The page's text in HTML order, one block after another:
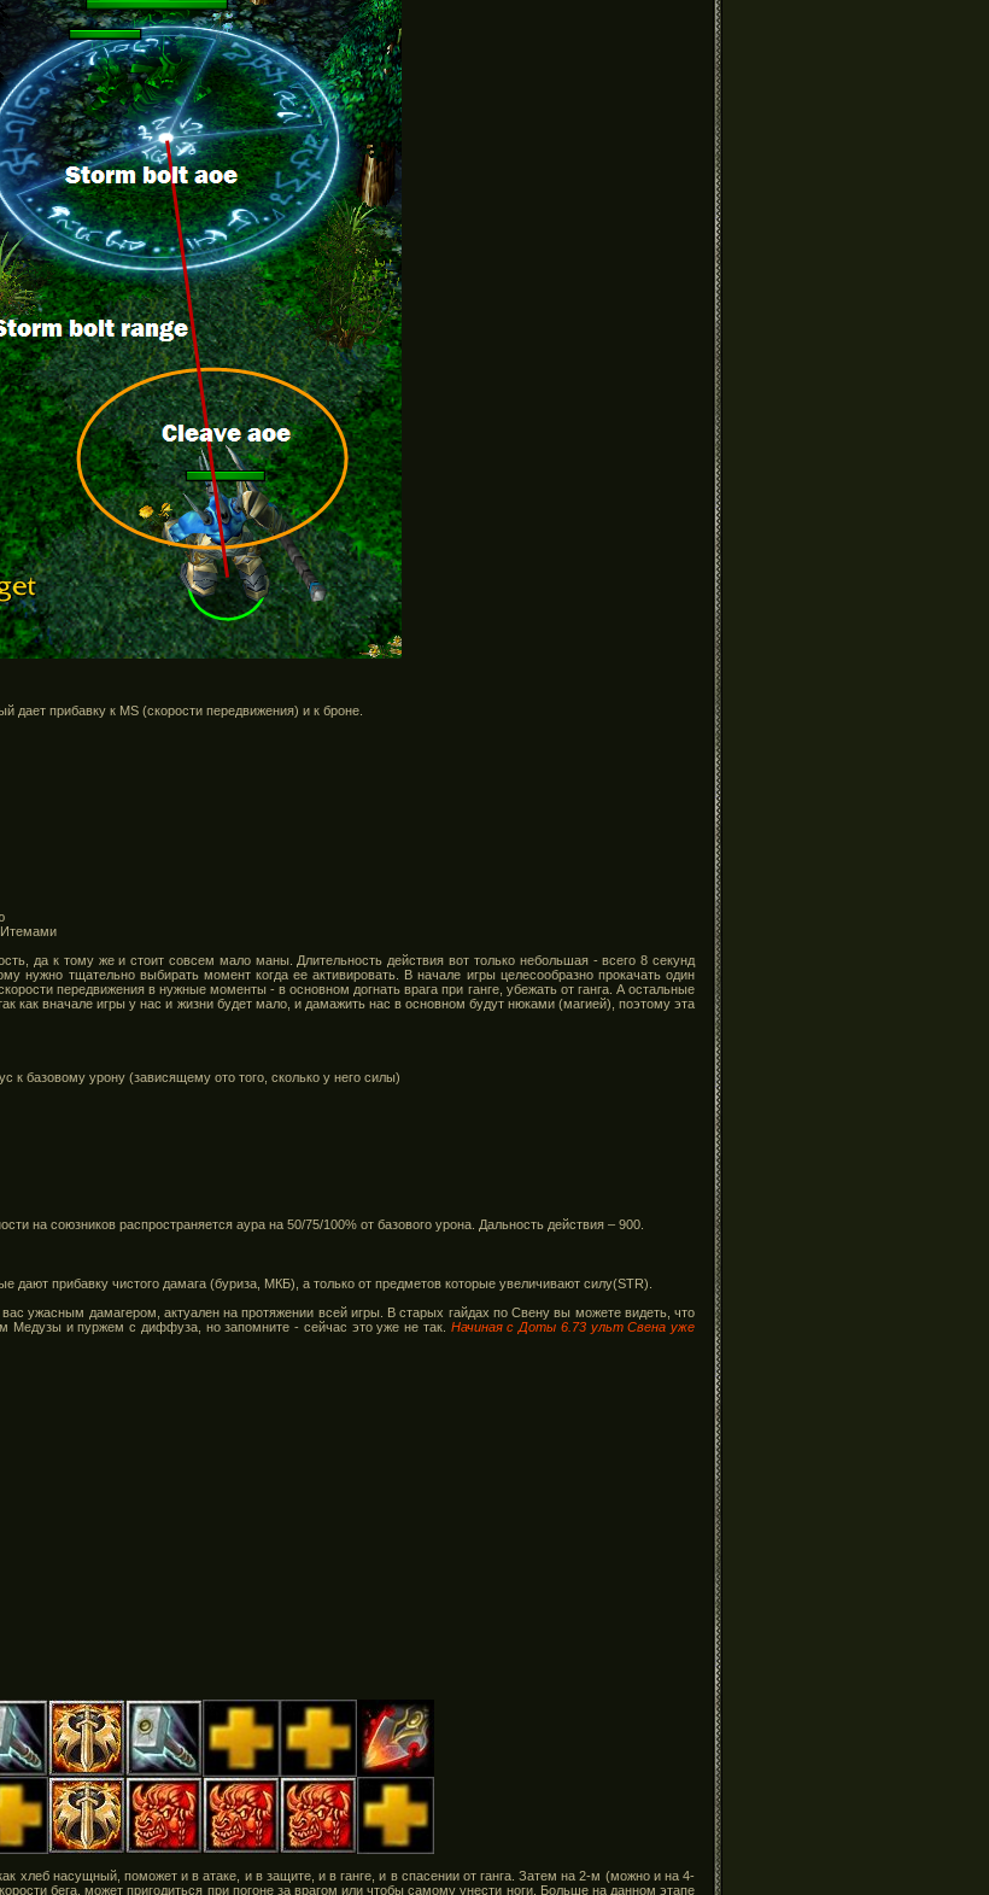
дает прибавку к MS (скорости передвижения) и к броне.
Итемами
да к тому же и стоит совсем мало маны. Длительность действия вот только небольшая - всего 8 секунд
нужно тщательно выбирать момент когда ее активировать. В начале игры целесообразно прокачать один
передвижения в нужные моменты - в основном догнать врага при ганге, убежать от ганга. А остальные
как вначале игры у нас и жизни будет мало, и дамажить нас в основном будут нюками (магией), поэтому эта
к базовому урону (зависящему ото того, сколько у него силы)
на союзников распространяется аура на 50/75/100% от базового урона. Дальность действия – 900.
дают прибавку чистого дамага (буриза, МКБ), а только от предметов которые увеличивают силу(STR).
вас ужасным дамагером, актуален на протяжении всей игры. В старых гайдах по Свену вы можете видеть, что
Медузы и пуржем с диффуза, но запомните - сейчас это уже не так. Начиная с Доты 6.73 ульт Свена уже
хлеб насущный, поможет и в атаке, и в защите, и в ганге, и в спасении от ганга. Затем на 2-м (можно и на 4-
бега, может пригодиться при погоне за врагом или чтобы самому унести ноги. Больше на данном этапе